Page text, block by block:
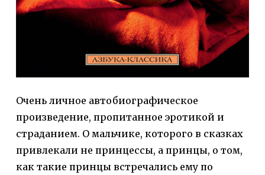
Очень личное автобиографическое
произведение, пропитанное эротикой и
страданием. О мальчике, которого в сказках
привлекали не принцессы, а принцы, о том,
как такие принцы встречались ему по